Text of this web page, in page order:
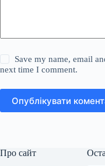
Save my name, email
next time I comment.
Опублікувати
Про сайт